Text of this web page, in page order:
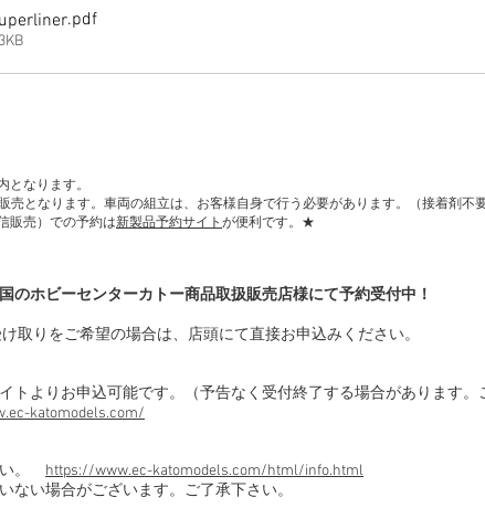
.pdf
なります。
となります。車両の組立は、お客様自身で行う必要があります。（接着剤不要
販売）での予約は新製品予約サイト が便利です。★
のホビーセンターカトー商品取扱販売店様にて予約受付中！
取りをご希望の場合は、店頭にて直接お申込みください。
よりお申込可能です。（予告なく受付終了する場合があります。
katomodels.com/
い。 https://www.ec-katomodels.com/html/info.html
い場合がございます。ご了承下さい。